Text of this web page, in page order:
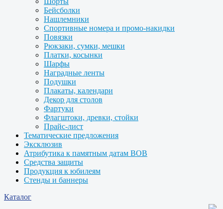
Бейсболки
Нашлемники
Спортивные номера и промо-накидки
Повязки
Рюкзаки, сумки, мешки
Платки, косынки
Шарфы
Наградные ленты
Подушки
Плакаты, календари
Декор для столов
Фартуки
Флагштоки, древки, стойки
Прайс-лист
Тематические предложения
Эксклюзив
Атрибутика к памятным датам ВОВ
Средства защиты
Продукция к юбилеям
Стенды и баннеры
Каталог